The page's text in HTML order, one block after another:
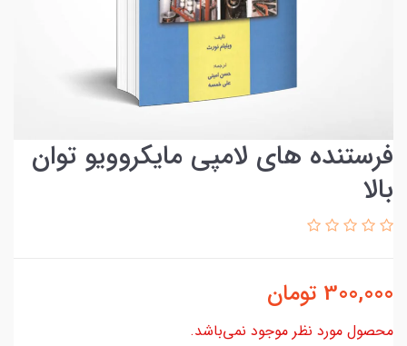
فرستنده های لامپی مایکروویو توان
بالا
300,000 تومان
محصول مورد نظر موجود نمی‌باشد.